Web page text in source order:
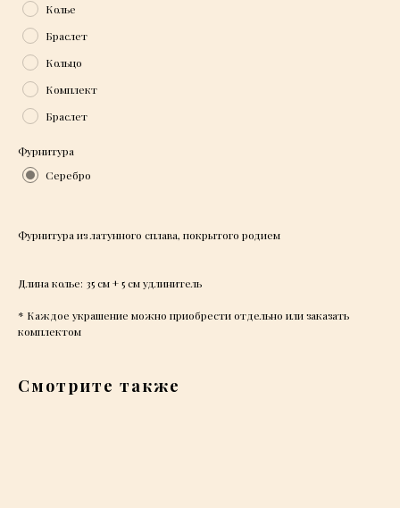
Колье
Браслет
Кольцо
Комплект
Брaслет
Фурнитура
Серебро
Фурнитура из латунного сплава, покрытого родием
Длина колье: 35 см + 5 см удлинитель
* Каждое украшение можно приобрести отдельно или заказать
комплектом
Смотрите также